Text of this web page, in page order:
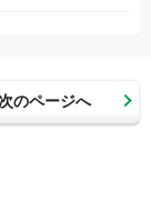
のページへ